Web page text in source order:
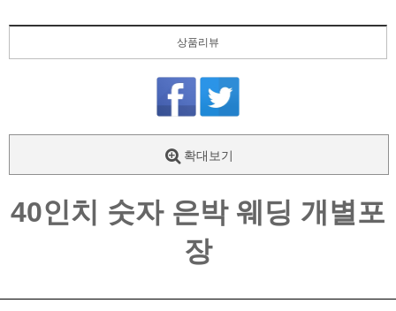
상품리뷰
확대보기
40인치 숫자 은박 웨딩 개별포
장